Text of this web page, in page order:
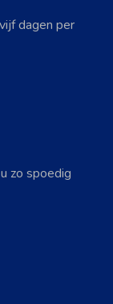
dagen per
zo spoedig